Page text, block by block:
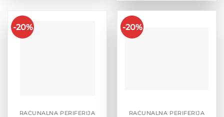
-20%
RAČUNALNA PERIFERIJA
-20%
RAČUNALNA PERIFERIJA